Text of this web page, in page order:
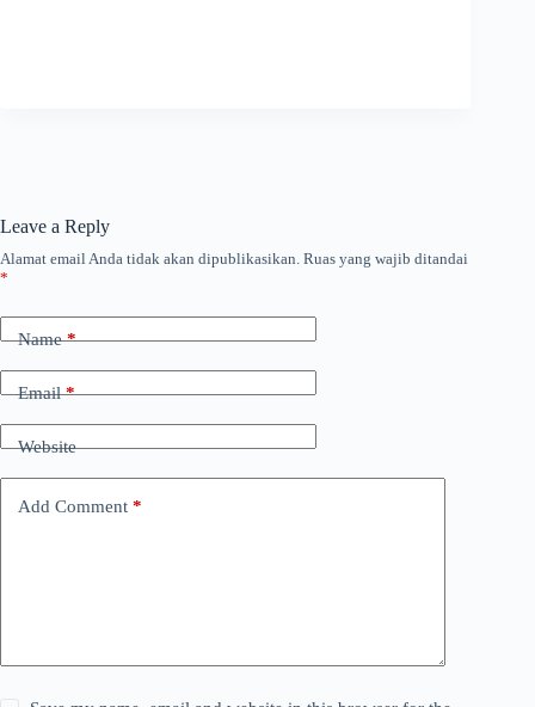
Leave a Reply
Alamat email Anda tidak akan dipublikasikan. Ruas yang wajib ditandai
*
Name*
Email*
Website
Add Comment *